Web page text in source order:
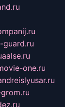
guard.ru
aalse.ru
one.ru